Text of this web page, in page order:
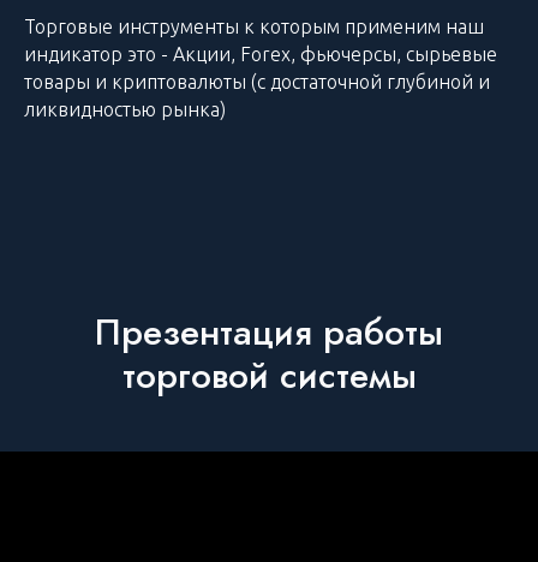
Торговые инструменты к которым применим наш
индикатор это - Акции, Forex, фьючерсы, сырьевые
товары и криптовалюты (с достаточной глубиной и
ликвидностью рынка)
Презентация работы
торговой системы